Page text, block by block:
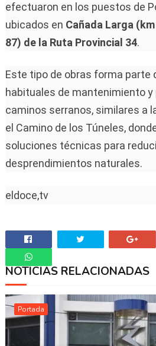
efectuaron en los puestos de
ubicados en Cañada Larga
87) de la Ruta Provincial 34.
Este tipo de obras forma parte
habituales de mantenimiento
caminos serranos, similares a
el Camino de los Túneles,
soluciones técnicas para
desprendimientos naturales.
eldoce,tv
Whatsapp
NOTICIAS RELACIONADAS
Portada